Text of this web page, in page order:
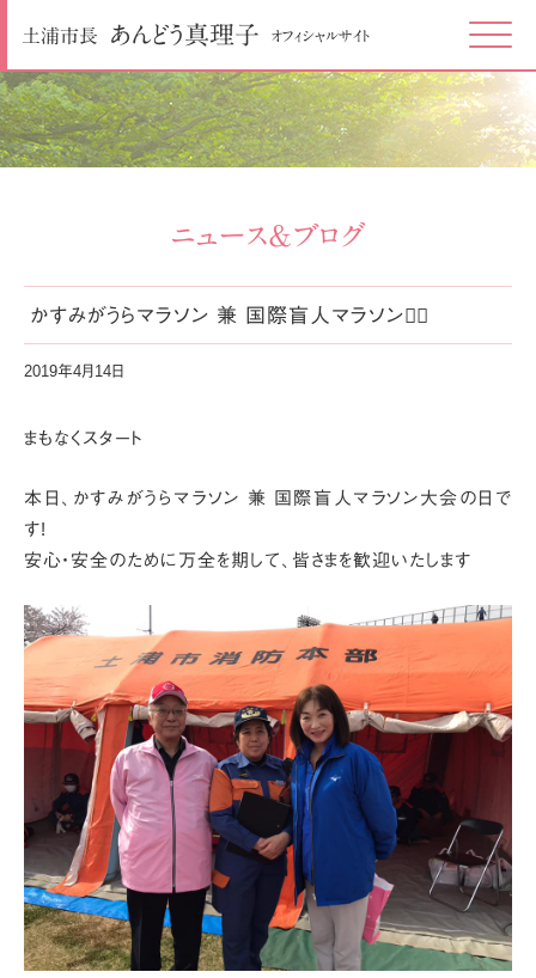
土浦市長 あんどう真理子 オフィシャルサイト Click
ニュース＆ブログ
かすみがうらマラソン 兼 国際盲人マラソン🏃‍♀️
2019年4月14日
まもなくスタート
本日、かすみがうらマラソン 兼 国際盲人マラソン大会の日で
す!
安心・安全のために万全を期して、皆さまを歓迎いたします